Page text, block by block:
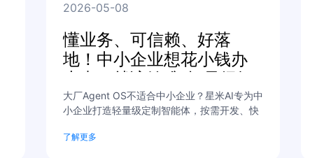
2026-05-08
懂业务、可信赖、好落
地！中小企业想花小钱办
大事，就该铆准“轻量级智
能体”
大厂Agent OS不适合中小企业？星米AI专为中
小企业打造轻量级定制智能体，按需开发、快
断。
了解更多